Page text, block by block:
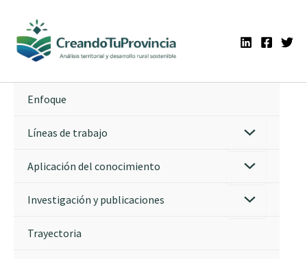
contenido
Enfoque
Líneas de trabajo
Aplicación del conocimiento
Investigación y publicaciones
Trayectoria